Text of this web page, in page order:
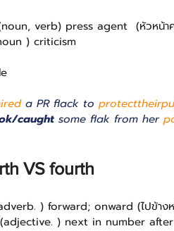
verb) press agent  (หัวหน้า
) criticism
a PR flack to protecttheir
caught some flak from her
VS fourth
) forward; onward (ไปข้าง
) next in number